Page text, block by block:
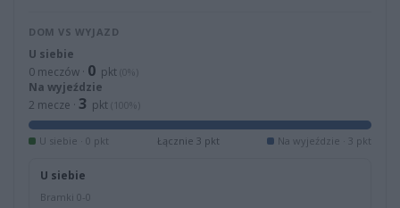
DOM VS WYJAZD
U siebie
0 meczów · 0 pkt (0%)
Na wyjeździe
2 mecze · 3 pkt (100%)
U siebie · 0 pkt Łącznie 3 pkt Na wyjeździe · 3 pkt
U siebie
Bramki 0-0